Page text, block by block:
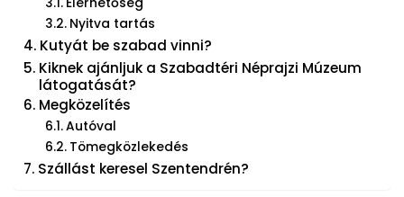
Nyitva tartás
Kutyát be szabad vinni?
Kiknek ajánljuk a Szabadtéri Néprajzi Múzeum
látogatását?
Megközelítés
Autóval
Tömegközlekedés
Szállást keresel Szentendrén?